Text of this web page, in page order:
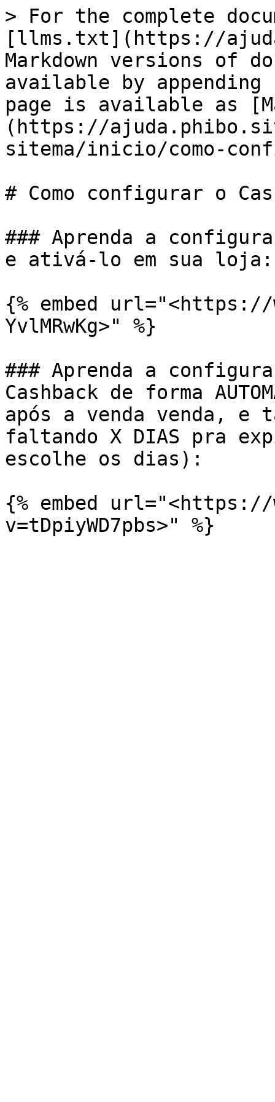
> For the complete
[llms.txt](https://
Markdown versions of
available by
page is available as
(https://
sitema/inicio/como-
# Como configurar o
### Aprenda a
e ativá-lo em sua loja:
{% embed url="<https://
YvlMRwKg>" %}
### Aprenda a
Cashback de forma
após a venda venda, e
faltando X DIAS pra
escolhe os dias):
{% embed url="<https://